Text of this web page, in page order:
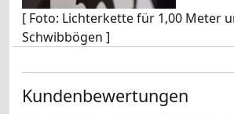
[ Foto: Lichterkette für 1,00 Meter
Schwibbögen ]
Kundenbewertungen